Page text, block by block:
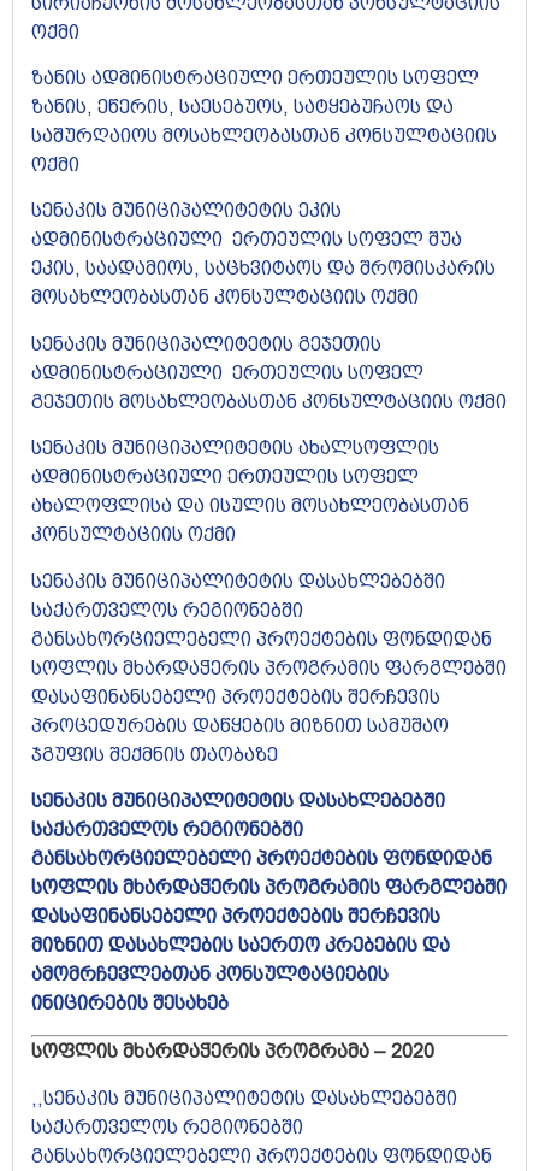
ოქმი​
ზანის ადმინისტრაციული ერთეულის სოფელ
ზანის, ეწერის, საესებუოს, სატყებუჩაოს და
საშურღაიოს მოსახლეობასთან კონსულტაციის
ოქმი
სენაკის მუნიციპალიტეტის ეკის
ადმინისტრაციული ერთეულის სოფელ შუა
ეკის, საადამიოს, საცხვიტაოს და შრომისკარის
მოსახლეობასთან კონსულტაციის ოქმი
სენაკის მუნიციპალიტეტის გეჯეთის
ადმინისტრაციული ერთეულის სოფელ
გეჯეთის მოსახლეობასთან კონსულტაციის ოქმი
სენაკის მუნიციპალიტეტის ახალსოფლის
ადმინისტრაციული ერთეულის სოფელ
ახალოფლისა და ისულის მოსახლეობასთან
კონსულტაციის ოქმი​
სენაკის მუნიციპალიტეტის დასახლებებში
საქართველოს რეგიონებში
განსახორციელებელი პროექტების ფონდიდან
სოფლის მხარდაჭერის პროგრამის ფარგლებში
დასაფინანსებელი პროექტების შერჩევის
პროცედურების დაწყების მიზნით სამუშაო
ჯგუფის შექმნის თაობაზე
სენაკის მუნიციპალიტეტის დასახლებებში
საქართველოს რეგიონებში
განსახორციელებელი პროექტების ფონდიდან
სოფლის მხარდაჭერის პროგრამის ფარგლებში
დასაფინანსებელი პროექტების შერჩევის
მიზნით დასახლების საერთო კრებების და
ამომრჩევლებთან კონსულტაციების
ინიცირების შესახებ
სოფლის მხარდაჭერის პროგრამა – 2020
,,სენაკის მუნიციპალიტეტის დასახლებებში
საქართველოს რეგიონებში
განსახორციელებელი პროექტების ფონდიდან